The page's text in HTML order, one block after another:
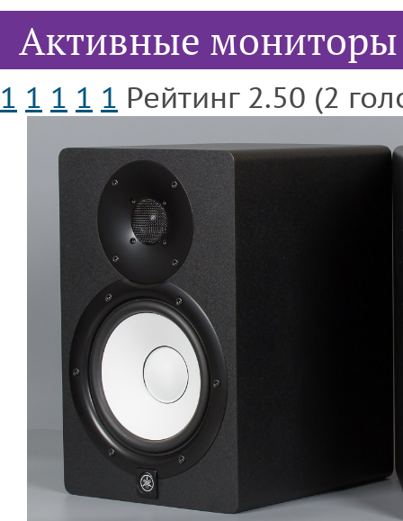
Активные мониторы
1 1 1 1 1 Рейтинг 2.50 (2